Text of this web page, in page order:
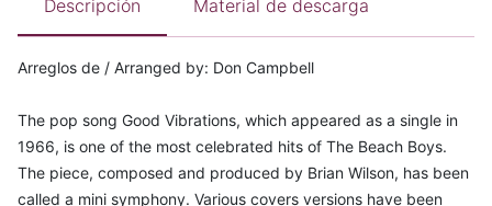
Descripción Material de descarga
Arreglos de / Arranged by: Don Campbell
The pop song Good Vibrations, which appeared as a single in
1966, is one of the most celebrated hits of The Beach Boys.
The piece, composed and produced by Brian Wilson, has been
called a mini symphony. Various covers versions have been